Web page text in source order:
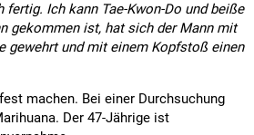
Ich kann Tae-Kwon-Do und beiße
gekommen ist, hat sich der Mann mit
gewehrt und mit einem Kopfstoß einen
machen. Bei einer Durchsuchung
Der 47-Jährige ist